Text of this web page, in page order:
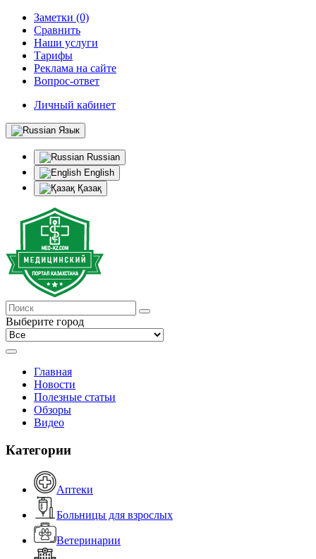
Заметки (0)
Сравнить
Наши услуги
Тарифы
Реклама на сайте
Вопрос-ответ
Личный кабинет
Язык
Russian
English
Қазақ
Выберите город
Главная
Новости
Полезные статьи
Обзоры
Видео
Категории
Аптеки
Больницы для взрослых
Ветеринарии